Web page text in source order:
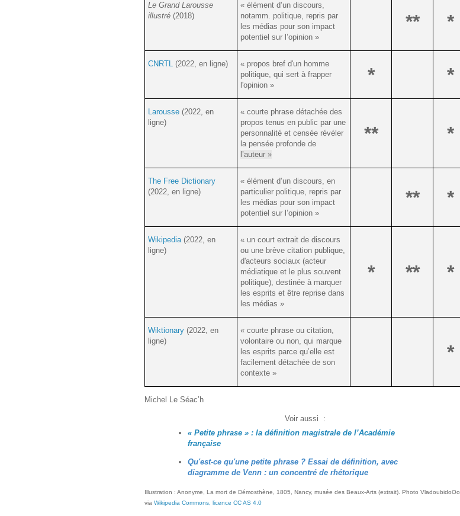
Le Grand Larousse
illustré(2018)
« élément d’un discours,
notamm. politique, repris par
les médias pour son impact
potentiel sur l’opinion »
** *
CNRTL(2022, en ligne)
« propos bref d'un homme
politique, qui sert à frapper
l'opinion »
* *
Larousse(2022, en
ligne)
« courte phrase détachée des
propos tenus en public par une
personnalité et censée révéler
la pensée profonde de
l’auteur »
** *
The Free Dictionary
(2022, en ligne)
« élément d’un discours, en
particulier politique, repris par
les médias pour son impact
potentiel sur l’opinion »
** *
Wikipedia(2022, en
ligne)
« un court extrait de discours
ou une brève citation publique,
d'acteurs sociaux (acteur
médiatique et le plus souvent
politique), destinée à marquer
les esprits et être reprise dans
les médias »
* ** *
Wiktionary(2022, en
ligne)
« courte phrase ou citation,
volontaire ou non, qui marque
les esprits parce qu’elle est
facilement détachée de son
contexte »
*
Michel Le Séac’h
Voir aussi :
« Petite phrase » : la définition magistrale de l’Académie
française
Qu'est-ce qu'une petite phrase ? Essai de définition, avec
diagramme de Venn : un concentré de rhétorique
Illustration : Anonyme, La mort de Démosthène, 1805, Nancy, musée des Beaux-Arts (extrait). Photo VladoubidoOo
via Wikipedia Commons, licence CC AS 4.0